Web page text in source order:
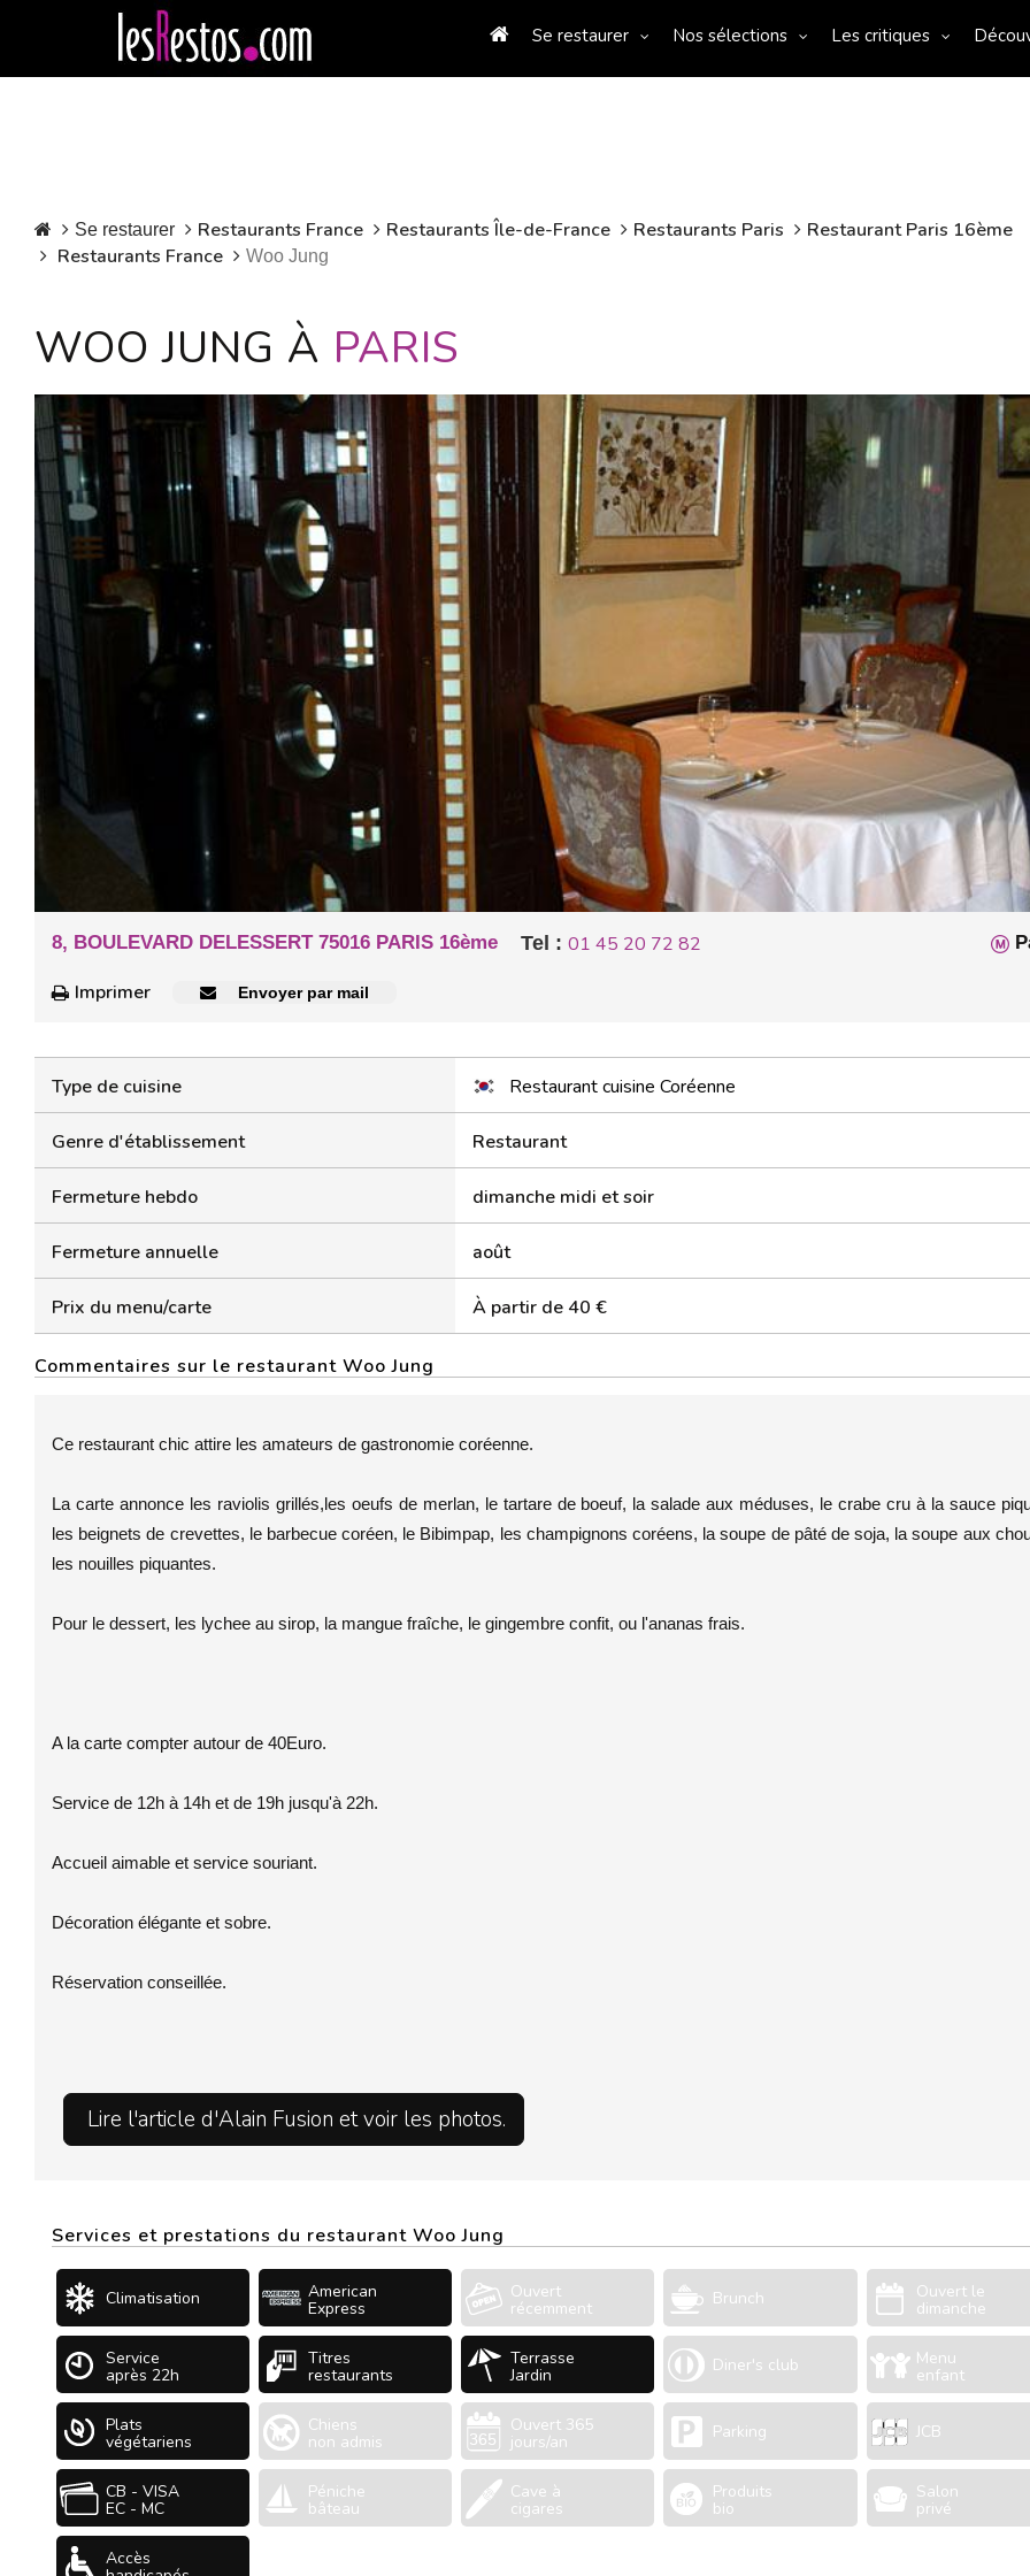
Se restaurer Nos sélections Les critiques
Se restaurer Restaurants France Restaurants Île-de-France Restaurants Paris
Restaurant Paris 16ème
Restaurants France
Woo Jung
WOO JUNG À PARIS
8, BOULEVARD DELESSERT 75016 PARIS 16ème Tel : 01 45 20 72 82
Imprimer
Envoyer par mail
Type de cuisine Restaurant cuisine Coréenne
Genre d'établissement Restaurant
Fermeture hebdo dimanche midi et soir
Fermeture annuelle août
Prix du menu/carte À partir de 40 €
Commentaires sur le restaurant Woo Jung
Ce restaurant chic attire les amateurs de gastronomie coréenne.
La carte annonce les raviolis grillés,les oeufs de merlan, le tartare de boeuf, la salade aux méduses, le crabe cru à la sauce
les beignets de crevettes, le barbecue coréen, le Bibimpap, les champignons coréens, la soupe de pâté de soja, la soupe aux
les nouilles piquantes.
Pour le dessert, les lychee au sirop, la mangue fraîche, le gingembre confit, ou l'ananas frais.
A la carte compter autour de 40Euro.
Service de 12h à 14h et de 19h jusqu'à 22h.
Accueil aimable et service souriant.
Décoration élégante et sobre.
Réservation conseillée.
Lire l'article d'Alain Fusion et voir les photos.
Services et prestations du restaurant Woo Jung
Climatisation American
Express
Ouvert
récemment Brunch Ouvert le
dimanche
Service
après 22h
Titres
restaurants
Terrasse
Jardin Diner's club Menu
enfant
Plats
végétariens
Chiens
non admis
Ouvert 365
jours/an Parking JCB
CB - VISA
EC - MC
Péniche
bâteau
Cave à
cigares
Produits
bio
Salon
privé
Accès